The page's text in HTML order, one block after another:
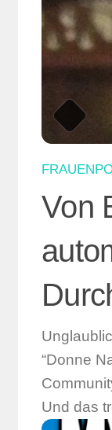
Von
“Donne
Und das